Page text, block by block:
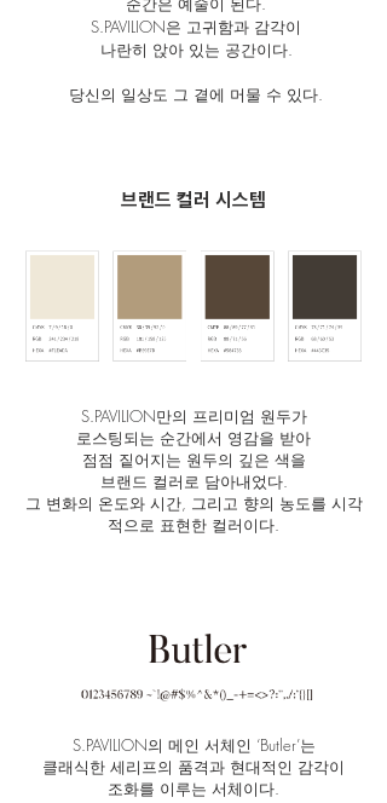
S.PAVILION은 고귀함과 감각이
나란히 앉아 있는 공간이다.
당신의 일상도 그 곁에 머물 수 있다.
​브랜드 컬러 시스템
S.PAVILION만의 프리미엄 원두가
로스팅되는 순간에서 영감을 받아
점점 짙어지는 원두의 깊은 색을
브랜드 컬러로 담아내었다.
그 변화의 온도와 시간, 그리고 향의 농도를 시각
적으로 표현한 컬러이다.
S.PAVILION의 메인 서체인 ‘Butler’는
클래식한 세리프의 품격과 현대적인 감각이
조화를 이루는 서체이다.